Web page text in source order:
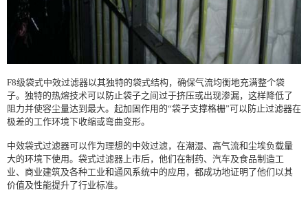
F8级袋式中效过滤器以其独特的袋式结构，确保气流均衡地充满整个袋
子。独特的热熔技术可以防止袋子之间过于挤压或出现渗漏，这样降低了
阻力并使容尘量达到最大。起加固作用的“袋子支撑格栅”可以防止过滤器在
极差的工作环境下收缩或弯曲变形。
中效袋式过滤器可以作为理想的中效过滤，在潮湿、高气流和尘埃负载量
大的环境下使用。袋式过滤器上市后，他们在制药、汽车及食品制造工
业、商业建筑及各种工业和通风系统中的应用，都成功地证明了他们以其
价值及性能提升了行业标准。